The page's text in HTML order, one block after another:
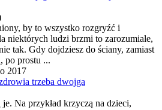
by to wszystko rozgryźć i
niektórych ludzi brzmi to zarozumiale,
tak. Gdy dojdziesz do ściany, zamiast
po prostu ...
2017
trzeba dwojga
Na przykład krzyczą na dzieci,